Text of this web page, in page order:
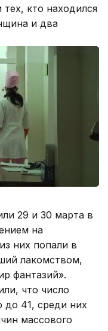
кто находился
и два
29 и 30 марта в
на
них попали в
лакомством,
фантазий».
что число
до 41, среди них
массового